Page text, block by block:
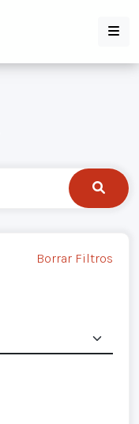
Borrar Filtros